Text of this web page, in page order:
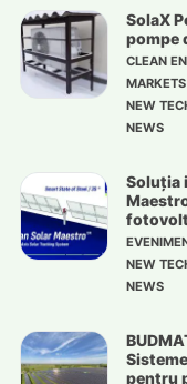
SolaX
pompe
CLEAN
NEW
NEWS
Soluția
NEW
NEWS
pentru